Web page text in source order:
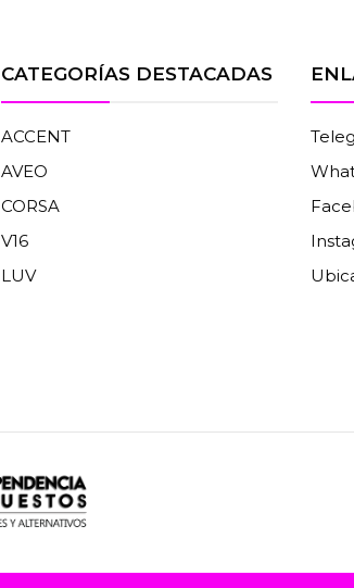
CATEGORÍAS DESTACADAS
ACCENT
AVEO
CORSA
V16
LUV